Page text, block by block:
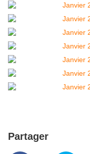
Partager